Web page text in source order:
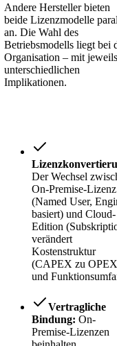
Andere Hersteller bieten
beide Lizenzmodelle
an. Die Wahl des
Betriebsmodells liegt bei
Organisation – mit jeweils
unterschiedlichen
Implikationen.
Der Wechsel
On-Premise-Lizenz
(Named User,
basiert) und Cloud-
Edition
verändert
Kostenstruktur
(CAPEX zu
und
Vertragliche
Bindung: On-
Premise-Lizenzen